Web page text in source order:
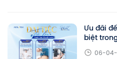
Ưu đãi
biệt
06-